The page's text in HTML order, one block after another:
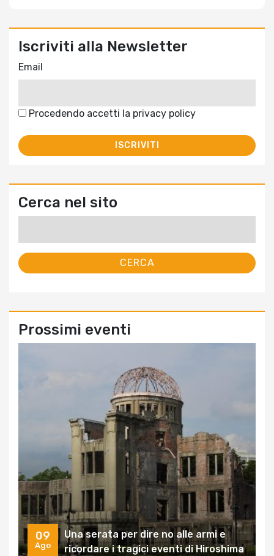
Iscriviti alla Newsletter
Email
Procedendo accetti la privacy policy
Cerca nel sito
Prossimi eventi
09
Ago
Una serata per dire no alle armi e
ricordare i tragici eventi di Hiroshima